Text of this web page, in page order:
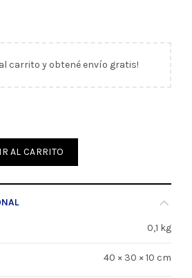
al carrito y obtené envío gratis!
BOTON ROSA PASTEL IBI-CRAFT (340732)
AL CARRITO
0,1 kg
40 × 30 × 10 cm